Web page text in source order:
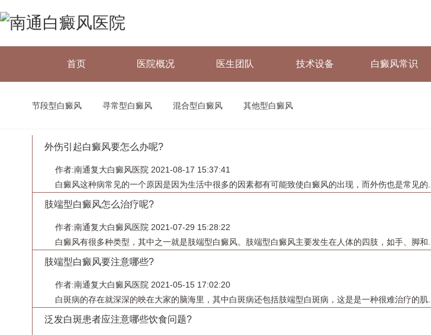
首页 医院概况 医生团队 技术设备 白癜风常识
节段型白癜风 寻常型白癜风 混合型白癜风 其他型白癜风
外伤引起白癜风要怎么办呢?
作者:南通复大白癜风医院 2021-08-17 15:37:41
白癜风这种病常见的一个原因是因为生活中很多的因素都有可能致使白癜风的出现，而外伤也是常见的...
肢端型白癜风怎么治疗呢?
作者:南通复大白癜风医院 2021-07-29 15:28:22
白癜风有很多种类型，其中之一就是肢端型白癜风。肢端型白癜风主要发生在人体的四肢，如手、脚和...
肢端型白癜风要注意哪些?
作者:南通复大白癜风医院 2021-05-15 17:02:20
白斑病的存在就深深的映在大家的脑海里，其中白斑病还包括肢端型白斑病，这是是一种很难治疗的肌...
泛发白斑患者应注意哪些饮食问题?